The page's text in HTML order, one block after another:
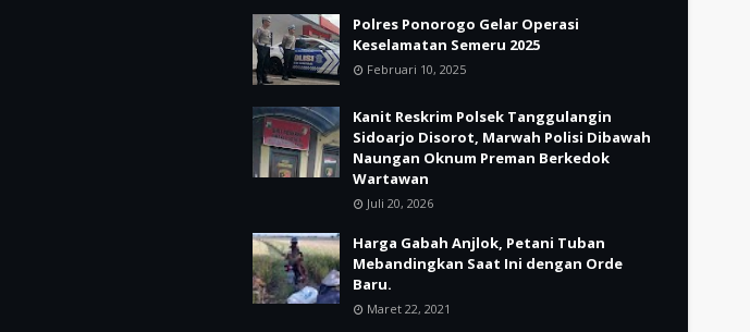
Polres Ponorogo Gelar Operasi
Keselamatan Semeru 2025
Februari 10, 2025
Kanit Reskrim Polsek Tanggulangin
Sidoarjo Disorot, Marwah Polisi Dibawah
Naungan Oknum Preman Berkedok
Wartawan
Juli 20, 2026
Harga Gabah Anjlok, Petani Tuban
Mebandingkan Saat Ini dengan Orde
Baru.
Maret 22, 2021